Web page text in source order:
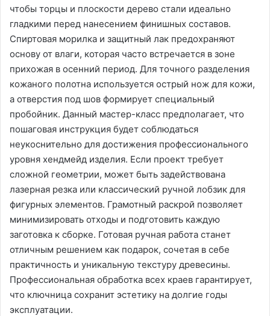
чтобы торцы и плоскости дерево стали идеально
гладкими перед нанесением финишных составов.
Спиртовая морилка и защитный лак предохраняют
основу от влаги, которая часто встречается в зоне
прихожая в осенний период. Для точного разделения
кожаного полотна используется острый нож для кожи,
а отверстия под шов формирует специальный
пробойник. Данный мастер-класс предполагает, что
пошаговая инструкция будет соблюдаться
неукоснительно для достижения профессионального
уровня хендмейд изделия. Если проект требует
сложной геометрии, может быть задействована
лазерная резка или классический ручной лобзик для
фигурных элементов. Грамотный раскрой позволяет
минимизировать отходы и подготовить каждую
заготовка к сборке. Готовая ручная работа станет
отличным решением как подарок, сочетая в себе
практичность и уникальную текстуру древесины.
Профессиональная обработка всех краев гарантирует,
что ключница сохранит эстетику на долгие годы
эксплуатации.